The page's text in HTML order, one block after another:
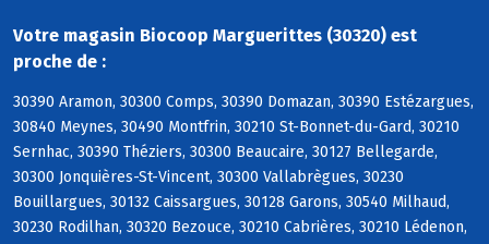
Votre magasin Biocoop Marguerittes (30320) est
proche de :
30390 Aramon, 30300 Comps, 30390 Domazan, 30390 Estézargues,
30840 Meynes, 30490 Montfrin, 30210 St-Bonnet-du-Gard, 30210
Sernhac, 30390 Théziers, 30300 Beaucaire, 30127 Bellegarde,
30300 Jonquières-St-Vincent, 30300 Vallabrègues, 30230
Bouillargues, 30132 Caissargues, 30128 Garons, 30540 Milhaud,
30230 Rodilhan, 30320 Bezouce, 30210 Cabrières, 30210 Lédenon,